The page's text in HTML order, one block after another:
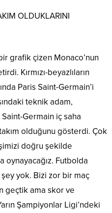
OLDUKLARINI
grafik çizen Monaco’nun
Kırmızı-beyazlıların
Paris Saint-Germain’i
teknik adam,
Germain iç saha
olduğunu gösterdi. Çok
doğru şekilde
oynayacağız. Futbolda
yok. Bizi zor bir maç
geçtik ama skor ve
Şampiyonlar Ligi’ndeki